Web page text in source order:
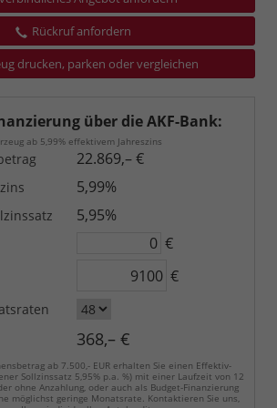
Rückruf anfordern
drucken, parken oder vergleichen
über die AKF-Bank:
ab 5,99% effektivem Jahreszins
22.869,– €
5,99%
5,95%
€
€
368,– €
ab 7.500,- EUR erhalten Sie einen Effektiv-
Sollzinssatz 5,95% p.a. %) mit einer Laufzeit von 12
ohne Anzahlung, oder auch als Budget-Finanzierung
möglichst geringe Monatsrate. Kontaktieren Sie uns,